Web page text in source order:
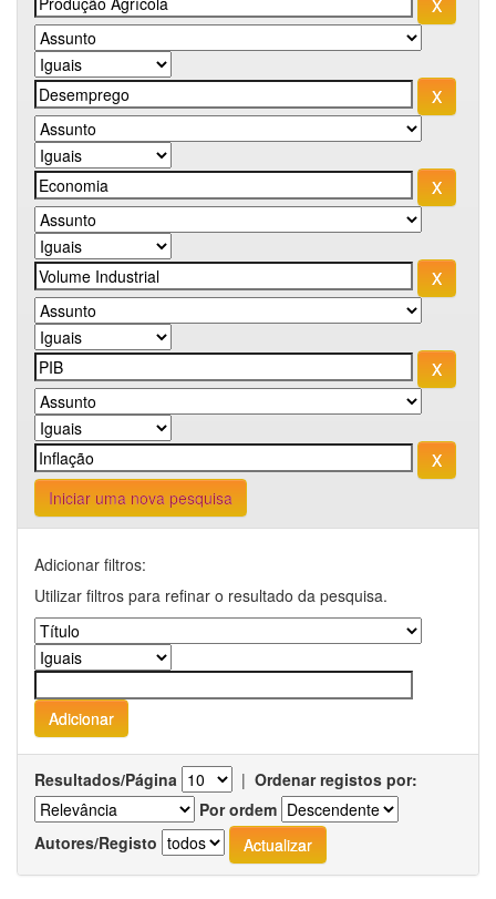
Iniciar uma nova pesquisa
Adicionar filtros:
Utilizar filtros para refinar o resultado da pesquisa.
Resultados/Página | Ordenar registos por:
Por ordem
Autores/Registo